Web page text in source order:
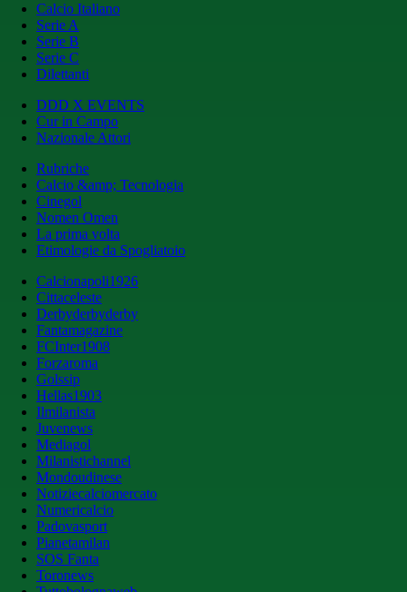
Calcio Italiano
Serie A
Serie B
Serie C
Dilettanti
DDD X EVENTS
Cur in Campo
Nazionale Attori
Rubriche
Calcio &amp; Tecnologia
Cinegol
Nomen Omen
La prima volta
Etimologie da Spogliatoio
Calcionapoli1926
Cittaceleste
Derbyderbyderby
Fantamagazine
FCInter1908
Forzaroma
Golssip
Hellas1903
Ilmilanista
Juvenews
Mediagol
Milanistichannel
Mondoudinese
Notiziecalciomercato
Numericalcio
Padovasport
Pianetamilan
SOS Fanta
Toronews